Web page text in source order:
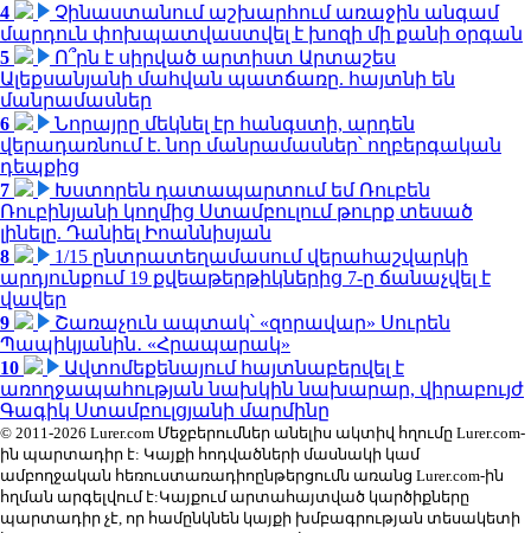
4
Չինաստանում աշխարհում առաջին անգամ
մարդուն փոխպատվաստվել է խոզի մի քանի օրգան
5
Ո՞րն է սիրված արտիստ Արտաշես
Ալեքսանյանի մահվան պատճառը. հայտնի են
մանրամասներ
6
Նորայրը մեկնել էր հանգստի, արդեն
վերադառնում է. նոր մանրամասներ՝ ողբերգական
դեպքից
7
Խստորեն դատապարտում եմ Ռուբեն
Ռուբինյանի կողմից Ստամբուլում թուրք տեսած
լինելը. Դանիել Իոաննիսյան
8
1/15 ընտրատեղամասում վերահաշվարկի
արդյունքում 19 քվեաթերթիկներից 7-ը ճանաչվել է
վավեր
9
Շառաչուն ապտակ՝ «զորավար» Սուրեն
Պապիկյանին․ «Հրապարակ»
10
Ավտոմեքենայում հայտնաբերվել է
առողջապահության նախկին նախարար, վիրաբույժ
Գագիկ Ստամբուլցյանի մարմինը
© 2011-2026 Lurer.com Մեջբերումներ անելիս ակտիվ հղումը Lurer.com-
ին պարտադիր է: Կայքի հոդվածների մասնակի կամ
ամբողջական հեռուստառադիոընթերցումն առանց Lurer.com-ին
հղման արգելվում է:Կայքում արտահայտված կարծիքները
պարտադիր չէ, որ համընկնեն կայքի խմբագրության տեսակետի